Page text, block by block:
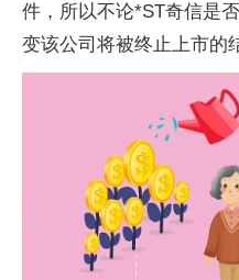
件，所以不论*ST奇信是
变该公司将被终止上市的